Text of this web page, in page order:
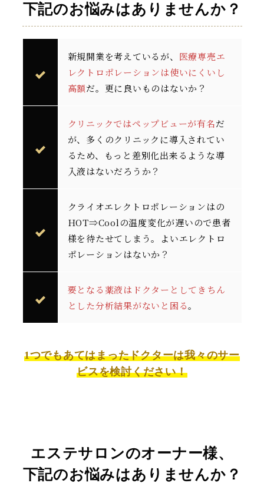
下記のお悩みはありませんか？
新規開業を考えているが、 医療専売エ
レクトロポレーションは使いにくいし
高額だ。更に良いものはないか？
クリニックではペップビューが有名だ
が、多くのクリニックに導入されてい
るため、もっと差別化出来るような導
入液はないだろうか？
クライオエレクトロポレーションはの
HOT⇒Coolの温度変化が遅いので患者
様を待たせてしまう。よいエレクトロ
ポレーションはないか？
要となる薬液はドクターとしてきちん
とした分析結果がないと困る。
1つでもあてはまったドクターは我々のサー
ビスを検討ください！
エステサロンのオーナー様、
下記のお悩みはありませんか？